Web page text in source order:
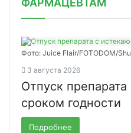
Фото: Juice Flair/FOTODOM/
3 августа 2026
Отпуск
сроком годности
Подробнее